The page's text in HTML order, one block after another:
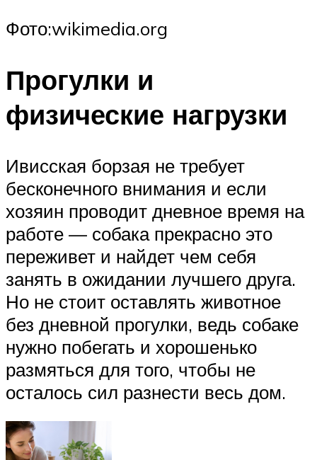
Фото:wikimedia.org
Прогулки и
физические нагрузки
Ивисская борзая не требует
бесконечного внимания и если
хозяин проводит дневное время на
работе — собака прекрасно это
переживет и найдет чем себя
занять в ожидании лучшего друга.
Но не стоит оставлять животное
без дневной прогулки, ведь собаке
нужно побегать и хорошенько
размяться для того, чтобы не
осталось сил разнести весь дом.